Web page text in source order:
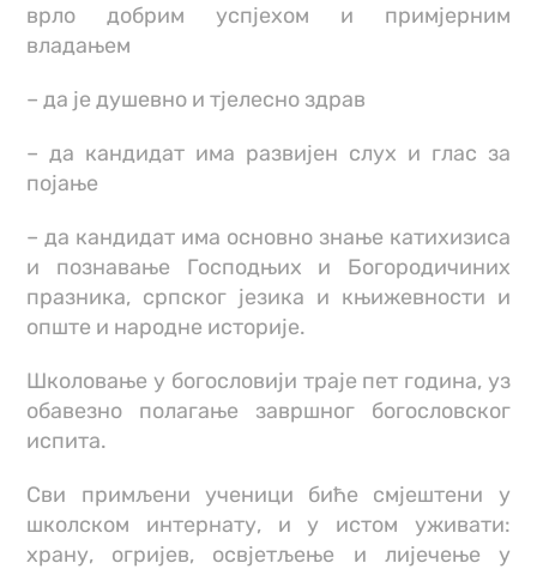
врло добрим успјехом и примјерним
владањем
– да је душевно и тјелесно здрав
– да кандидат има развијен слух и глас за
појање
– да кандидат има основно знање катихизиса
и познавање Господњих и Богородичиних
празника, српског језика и књижевности и
опште и народне историје.
Школовање у богословији траје пет година, уз
обавезно полагање завршног богословског
испита.
Сви примљени ученици биће смјештени у
школском интернату, и у истом уживати:
храну, огријев, освјетљење и лијечење у